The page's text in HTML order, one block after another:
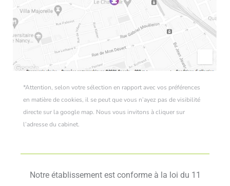
*Attention, selon votre sélection en rapport avec vos préférences
en matière de cookies, il se peut que vous n’ayez pas de visibilité
directe sur la google map. Nous vous invitons à cliquer sur
l’adresse du cabinet.
Notre établissement est conforme à la loi du 11